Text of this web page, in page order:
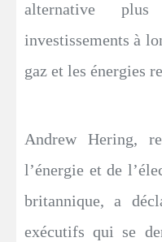
alternative
investissements à
gaz et les énergies
Andrew Hering,
l’énergie et de
britannique, a
exécutifs qui se